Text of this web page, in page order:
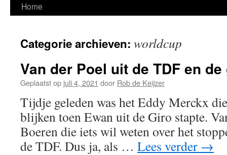
Home
Categorie archieven: worldcup
Van der Poel uit de TDF en
Geplaatst op juli 4, 2021 door Rob de Keijzer
Tijdje geleden was het Eddy Merckx
blijken toen Ewan uit de Giro stapte.
Boeren die iets wil weten over het
de TDF. Dus ja, als … Lees verder →